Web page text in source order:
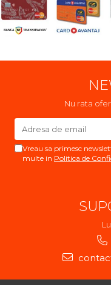
Nu rata
Vreau sa primesc
multe in Politica de